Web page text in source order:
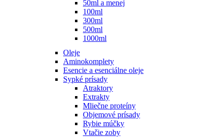
50ml a menej
100ml
300ml
500ml
1000ml
Oleje
Aminokomplety
Esencie a esenciálne oleje
Sypké prísady
Atraktory
Extrakty
Mliečne proteíny
Objemové prísady
Rybie múčky
Vtačie zoby